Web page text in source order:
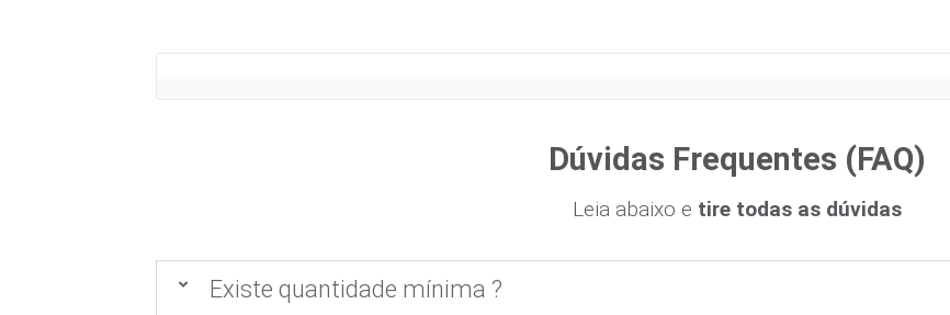
Dúvidas Frequentes (FAQ)
Leia abaixo e tire todas as dúvidas
Existe quantidade mínima ?